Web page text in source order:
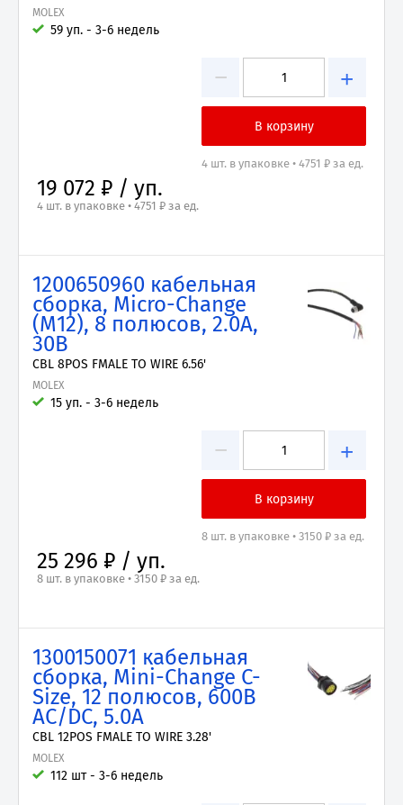
MOLEX
59 уп. - 3-6 недель
− +
4 шт. в упаковке • 4751 ₽ за ед.
19 072 ₽ / уп.
4 шт. в упаковке • 4751 ₽ за ед.
1200650960 кабельная
сборка, Micro-Change
(M12), 8 полюсов, 2.0A,
30В
CBL 8POS FMALE TO WIRE 6.56'
MOLEX
15 уп. - 3-6 недель
− +
8 шт. в упаковке • 3150 ₽ за ед.
25 296 ₽ / уп.
8 шт. в упаковке • 3150 ₽ за ед.
1300150071 кабельная
сборка, Mini-Change C-
Size, 12 полюсов, 600В
AC/DC, 5.0А
CBL 12POS FMALE TO WIRE 3.28'
MOLEX
112 шт - 3-6 недель